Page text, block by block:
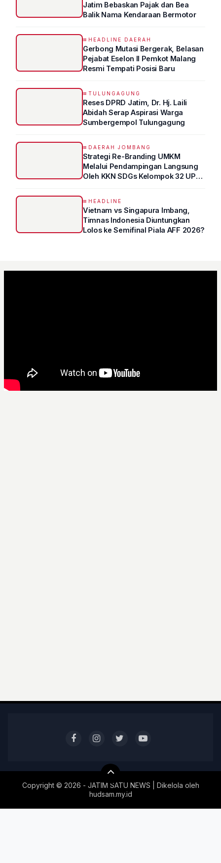
Jatim Bebaskan Pajak dan Bea
Balik Nama Kendaraan Bermotor
HEADLINE DAERAH
Gerbong Mutasi Bergerak, Belasan
Pejabat Eselon II Pemkot Malang
Resmi Tempati Posisi Baru
TULUNGAGUNG
Reses DPRD Jatim, Dr. Hj. Laili
Abidah Serap Aspirasi Warga
Sumbergempol Tulungagung
DAERAH JOMBANG
Strategi Re-Branding UMKM
Melalui Pendampingan Langsung
Oleh KKN SDGs Kelompok 32 UPN
HEADLINE
Vietnam vs Singapura Imbang,
Timnas Indonesia Diuntungkan
Lolos ke Semifinal Piala AFF 2026?
Copyright © 2026 - JATIM SATU NEWS | Dikelola oleh
hudsam.my.id